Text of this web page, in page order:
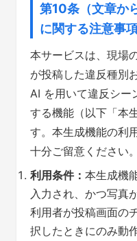
第10条（文章か
に関する注意事項
本サービスは、現場
が投稿した違反種別
AI を用いて違反シー
する機能（以下「本
す。本生成機能の利
十分ご留意ください。
利用条件： 本生成機
入力され、かつ写真
利用者が投稿画面の
択したときにのみ動